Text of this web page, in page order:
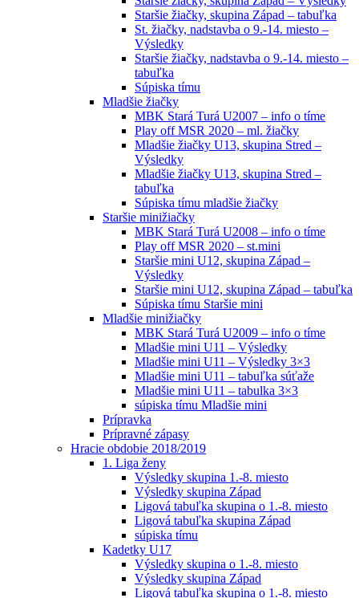
Staršie žiačky, skupina Západ – tabuľka
St. žiačky, nadstavba o 9.-14. miesto –
Výsledky
Staršie žiačky, nadstavba o 9.-14. miesto –
tabuľka
Súpiska tímu
Mladšie žiačky
MBK Stará Turá U2007 – info o tíme
Play off MSR 2020 – ml. žiačky
Mladšie žiačky U13, skupina Stred –
Výsledky
Mladšie žiačky U13, skupina Stred –
tabuľka
Súpiska tímu mladšie žiačky
Staršie minižiačky
MBK Stará Turá U2008 – info o tíme
Play off MSR 2020 – st.mini
Staršie mini U12, skupina Západ –
Výsledky
Staršie mini U12, skupina Západ – tabuľka
Súpiska tímu Staršie mini
Mladšie minižiačky
MBK Stará Turá U2009 – info o tíme
Mladšie mini U11 – Výsledky
Mladšie mini U11 – Výsledky 3×3
Mladšie mini U11 – tabuľka súťaže
Mladšie mini U11 – tabulka 3×3
súpiska tímu Mladšie mini
Prípravka
Prípravné zápasy
Hracie obdobie 2018/2019
1. Liga ženy
Výsledky skupina 1.-8. miesto
Výsledky skupina Západ
Ligová tabuľka skupina o 1.-8. miesto
Ligová tabuľka skupina Západ
súpiska tímu
Kadetky U17
Výsledky skupina o 1.-8. miesto
Výsledky skupina Západ
Ligová tabuľka skupina o 1.-8. miesto